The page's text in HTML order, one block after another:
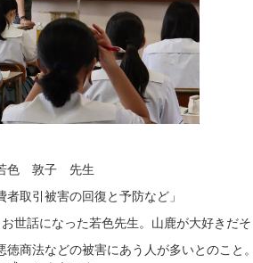
色 敦子 先生
取引被害の回復と予防など」
世話になった若色先生。山鹿が大好きだそ
商法などの被害にあう人が多いとのこ